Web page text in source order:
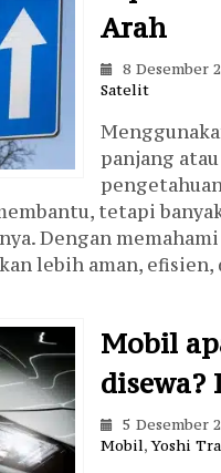
Arah
8 Desember
Satelit
panjang
tetapi
Dengan
lebih aman, efisien,
Mobil
disewa?
5 Desember
Mobil,Yoshi